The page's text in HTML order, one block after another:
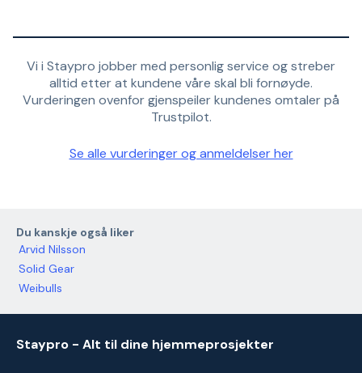
Vi i Staypro jobber med personlig service og streber
alltid etter at kundene våre skal bli fornøyde.
Vurderingen ovenfor gjenspeiler kundenes omtaler på
Trustpilot.
Se alle vurderinger og anmeldelser her
Du kanskje også liker
Arvid Nilsson
Solid Gear
Weibulls
Staypro - Alt til dine hjemmeprosjekter